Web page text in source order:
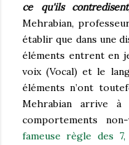
ce qu'ils
Mehrabian,
établir que dans une
éléments entrent en
voix (Vocal) et le
éléments n’ont
Mehrabian arrive
comportements
fameuse règle des